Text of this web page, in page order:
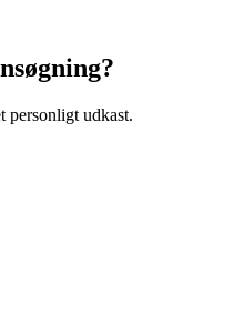
personligt udkast.